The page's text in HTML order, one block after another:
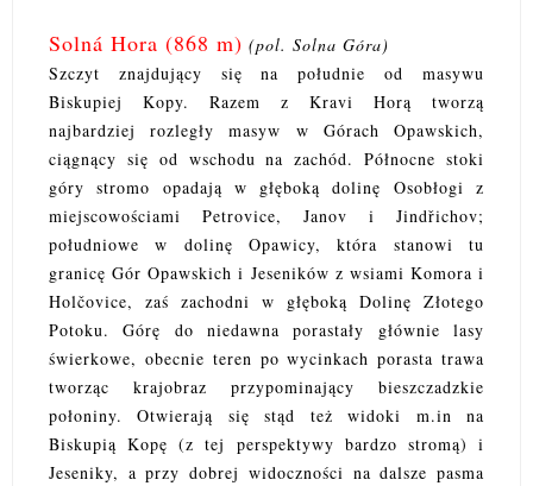
Solná Hora (868 m) (pol. Solna Góra)
Szczyt znajdujący się na południe od masywu
Biskupiej Kopy. Razem z Kravi Horą tworzą
najbardziej rozległy masyw w Górach Opawskich,
ciągnący się od wschodu na zachód. Północne stoki
góry stromo opadają w głęboką dolinę Osobłogi z
miejscowościami Petrovice, Janov i Jindřichov;
południowe w dolinę Opawicy, która stanowi tu
granicę Gór Opawskich i Jeseników z wsiami Komora i
Holčovice, zaś zachodni w głęboką Dolinę Złotego
Potoku. Górę do niedawna porastały głównie lasy
świerkowe, obecnie teren po wycinkach porasta trawa
tworząc krajobraz przypominający bieszczadzkie
połoniny. Otwierają się stąd też widoki m.in na
Biskupią Kopę (z tej perspektywy bardzo stromą) i
Jeseniky, a przy dobrej widoczności na dalsze pasma